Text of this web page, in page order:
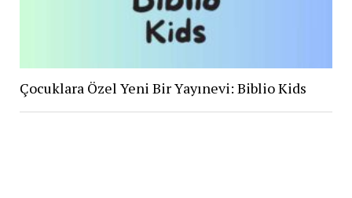
Çocuklara Özel Yeni Bir Yayınevi: Biblio Kids